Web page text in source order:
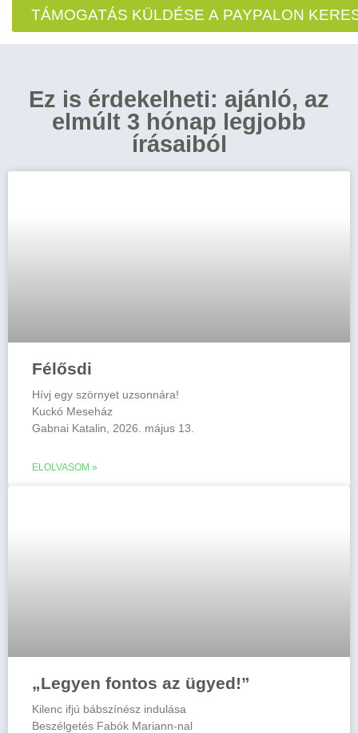
TÁMOGATÁS KÜLDÉSE A PAYPALON
Ez is érdekelheti: ajánló, az
elmúlt 3 hónap legjobb
írásaiból
Félősdi
Hívj egy szörnyet uzsonnára!
Kuckó Meseház
Gabnai Katalin, 2026. május 13.
ELOLVASOM »
„Legyen fontos az ügyed!”
Kilenc ifjú bábszínész indulása
Beszélgetés Fabók Mariann-nal